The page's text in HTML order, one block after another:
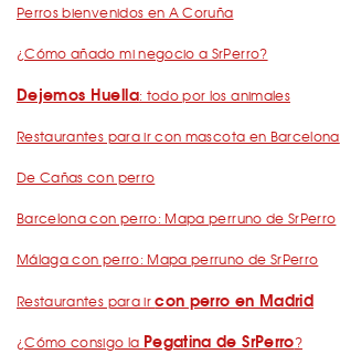
Perros bienvenidos en A Coruña
¿Cómo añado mi negocio a SrPerro?
Dejemos Huella: todo por los animales
Restaurantes para ir con mascota en Barcelona
De Cañas con perro
Barcelona con perro: Mapa perruno de SrPerro
Málaga con perro: Mapa perruno de SrPerro
Restaurantes para ircon perro en Madrid
¿Cómo consigo la Pegatina de SrPerro?